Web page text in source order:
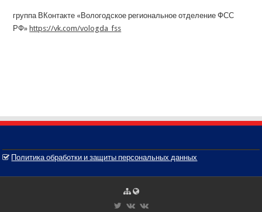
группа ВКонтакте «Вологодское региональное отделение ФСС
РФ» https://vk.com/vologda_fss
Политика обработки и защиты персональных данных